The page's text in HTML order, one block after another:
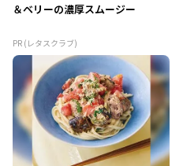
＆ベリーの濃厚スムージー
PR (レタスクラブ)